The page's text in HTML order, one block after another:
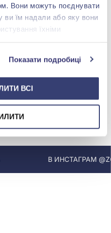
Вони можуть поєднувати
ви їм надали або яку вони
їхніми
Показати подробиці
ВСІ
В ИНСТАГРАМ